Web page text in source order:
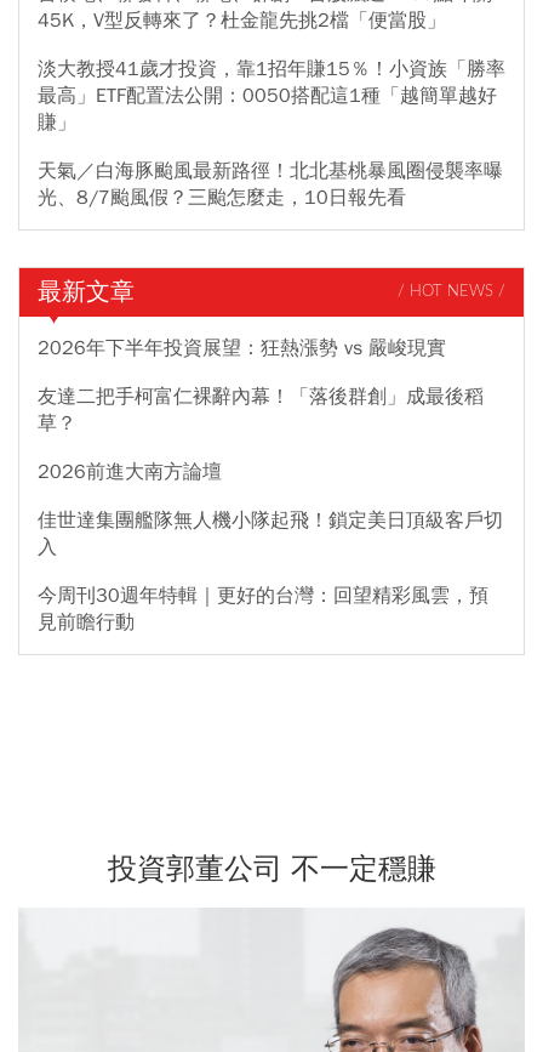
45K，V型反轉來了？杜金龍先挑2檔「便當股」
淡大教授41歲才投資，靠1招年賺15％！小資族「勝率
最高」ETF配置法公開：0050搭配這1種「越簡單越好
賺」
天氣／白海豚颱風最新路徑！北北基桃暴風圈侵襲率曝
光、8/7颱風假？三颱怎麼走，10日報先看
最新文章 / HOT NEWS /
2026年下半年投資展望：狂熱漲勢 vs 嚴峻現實
友達二把手柯富仁裸辭內幕！「落後群創」成最後稻
草？
2026前進大南方論壇
佳世達集團艦隊無人機小隊起飛！鎖定美日頂級客戶切
入
今周刊30週年特輯｜更好的台灣：回望精彩風雲，預
見前瞻行動
投資郭董公司 不一定穩賺